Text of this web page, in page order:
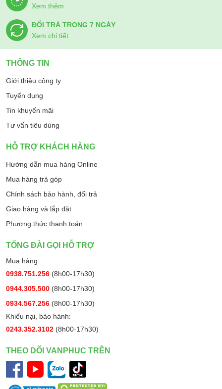
Xem thêm
ĐỔI TRẢ TRONG 7 NGÀY
Xem chi tiết
THÔNG TIN
Giới thiệu công ty
Tuyển dụng
Tin khuyến mãi
Tư vấn tiêu dùng
HỖ TRỢ KHÁCH HÀNG
Hướng dẫn mua hàng Online
Mua hàng trả góp
Chính sách bảo hành, đổi trả
Giao hàng và lắp đặt
Phương thức thanh toán
TỔNG ĐÀI GỌI HỖ TRỢ
Mua hàng:
0938.751.256 (8h00-17h30)
0944.305.500 (8h00-17h30)
0934.567.256 (8h00-17h30)
Khiếu nại, bảo hành:
0243.352.3102 (8h00-17h30)
THEO DÕI VANPHUC TRÊN